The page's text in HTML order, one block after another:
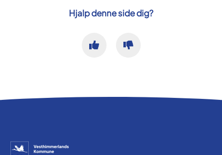
Hjalp denne side dig?